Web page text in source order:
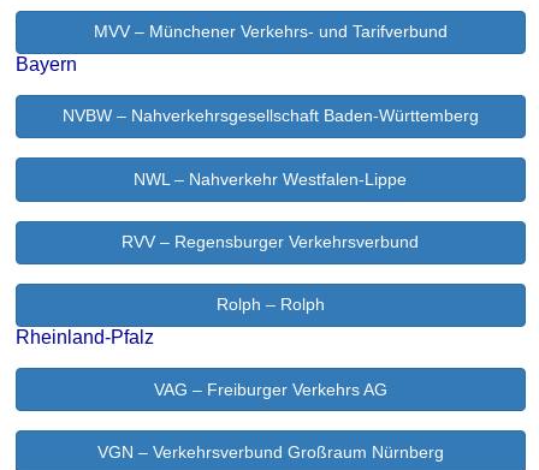
MVV – Münchener Verkehrs- und Tarifverbund
Bayern
NVBW – Nahverkehrsgesellschaft Baden-Württemberg
NWL – Nahverkehr Westfalen-Lippe
RVV – Regensburger Verkehrsverbund
Rolph – Rolph
Rheinland-Pfalz
VAG – Freiburger Verkehrs AG
VGN – Verkehrsverbund Großraum Nürnberg